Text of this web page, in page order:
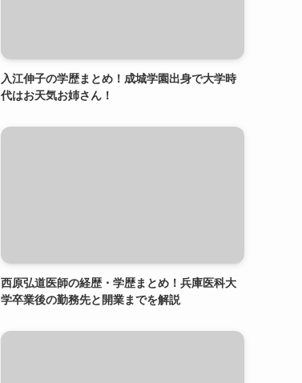
入江伸子の学歴まとめ！成城学園出身で大学時
代はお天気お姉さん！
西原弘道医師の経歴・学歴まとめ！兵庫医科大
学卒業後の勤務先と開業までを解説